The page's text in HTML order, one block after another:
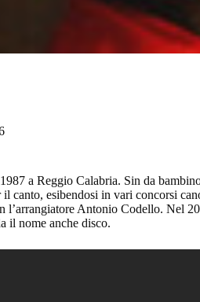
a Reggio Calabria. Sin da
canto, esibendosi in vari concorsi
l’arrangiatore Antonio Codello. Nel
il nome anche disco.